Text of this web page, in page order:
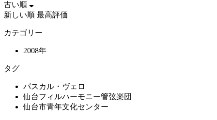
古い順
新しい順 最高評価
カテゴリー
2008年
タグ
パスカル・ヴェロ
仙台フィルハーモニー管弦楽団
仙台市青年文化センター